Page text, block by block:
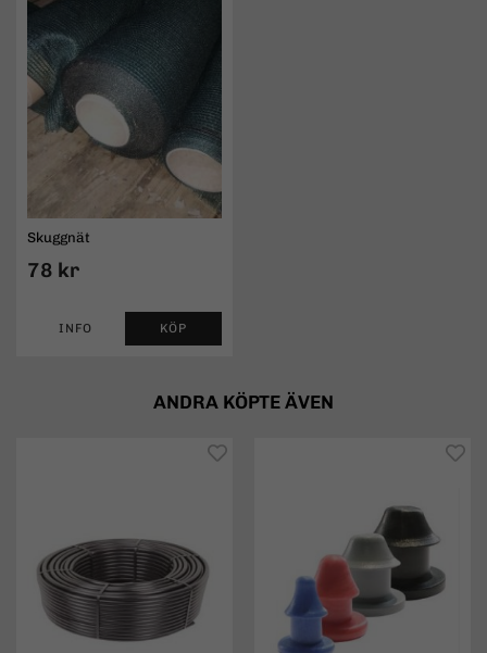
Skuggnät
78 kr
INFO KÖP
ANDRA KÖPTE ÄVEN